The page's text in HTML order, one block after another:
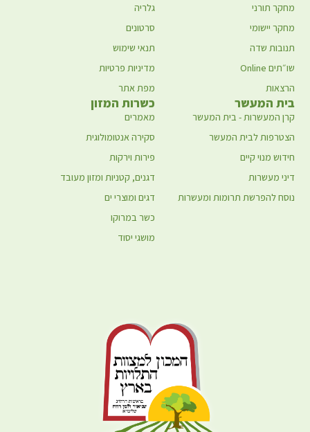
גלריה
סרטונים
תנאי שימוש
מדיניות פרטיות
מפת אתר
מחקר תורני
מחקר יישומי
תנובות שדה
שו״תים Online
הרצאות
כשרות המזון
מאמרים
סקירה אנטומולוגית
פירות וירקות
דגנים, קטניות ומזון מעובד
דגים ומוצרי ים
כשר במרוקו
מושגי יסוד
בית המעשר
קרן המעשרות - בית המעשר
הצטרפות לבית המעשר
חידוש מנוי קיים
דיני מעשרות
נוסח להפרשת תרומות ומעשרות